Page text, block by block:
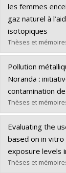
Cycle :Master's
Grade :M. Sc.
Lien vers le
les femmes
gaz naturel à
isotopiques
Thèses et
Graduate :
Cycle :Master's
Grade :M. Sc.
Lien vers le
Pollution
Noranda :
contamination
Thèses et
Graduate :
Cycle :Master's
Grade :M. Sc.
Lien vers le
Evaluating the
based on in
exposure levels
Thèses et